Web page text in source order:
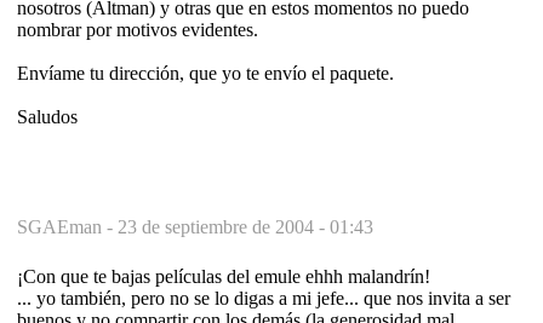
nosotros (Altman) y otras que en estos momentos no puedo
nombrar por motivos evidentes.
Envíame tu dirección, que yo te envío el paquete.
Saludos
SGAEman - 23 de septiembre de 2004 - 01:43
¡Con que te bajas películas del emule ehhh malandrín!
... yo también, pero no se lo digas a mi jefe... que nos invita a ser